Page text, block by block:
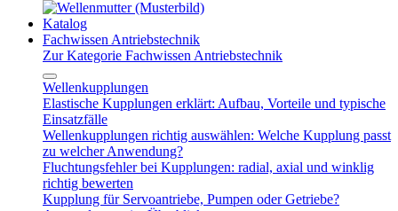
Katalog
Fachwissen Antriebstechnik
Zur Kategorie Fachwissen Antriebstechnik
Wellenkupplungen
Elastische Kupplungen erklärt: Aufbau, Vorteile und typische
Einsatzfälle
Wellenkupplungen richtig auswählen: Welche Kupplung passt
zu welcher Anwendung?
Fluchtungsfehler bei Kupplungen: radial, axial und winklig
richtig bewerten
Kupplung für Servoantriebe, Pumpen oder Getriebe?